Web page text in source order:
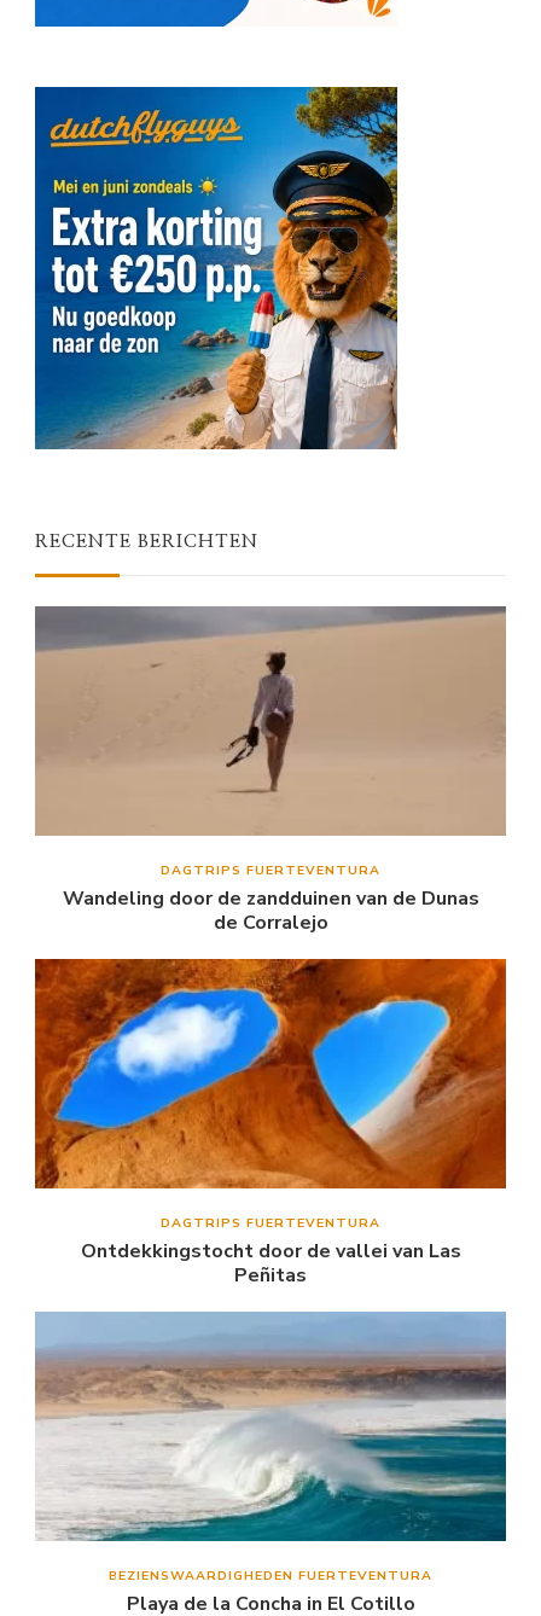
RECENTE BERICHTEN
DAGTRIPS FUERTEVENTURA
Wandeling door de zandduinen van de Dunas
de Corralejo
DAGTRIPS FUERTEVENTURA
Ontdekkingstocht door de vallei van Las
Peñitas
BEZIENSWAARDIGHEDEN FUERTEVENTURA
Playa de la Concha in El Cotillo